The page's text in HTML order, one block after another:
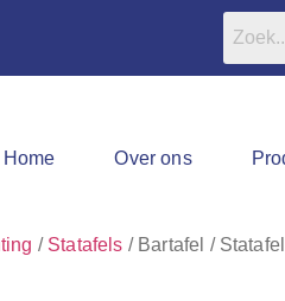
Home Over ons
/ Statafels / Bartafel /